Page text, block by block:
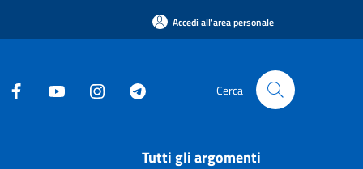
Accedi all'area personale
Cerca
Tutti gli argomenti